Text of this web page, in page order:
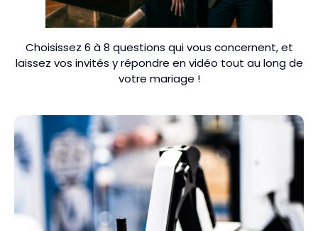
Choisissez 6 à 8 questions qui vous concernent, et
laissez vos invités y répondre en vidéo tout au long de
votre mariage !